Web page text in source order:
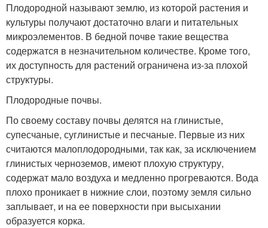
Плодородной называют землю, из которой растения и
культуры получают достаточно влаги и питательных
микроэлементов. В бедной почве такие вещества
содержатся в незначительном количестве. Кроме того,
их доступность для растений ограничена из-за плохой
структуры.
Плодородные почвы.
По своему составу почвы делятся на глинистые,
супесчаные, суглинистые и песчаные. Первые из них
считаются малоплодородными, так как, за исключением
глинистых черноземов, имеют плохую структуру,
содержат мало воздуха и медленно прогреваются. Вода
плохо проникает в нижние слои, поэтому земля сильно
заплывает, и на ее поверхности при высыхании
образуется корка.